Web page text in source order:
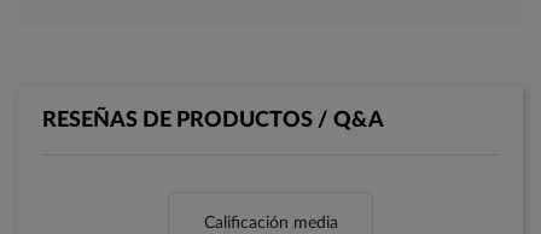
RESEÑAS DE PRODUCTOS / Q&A
Calificación media